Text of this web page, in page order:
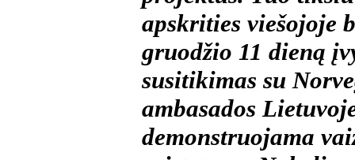
apskrities viešojoje
gruodžio 11 dieną
susitikimas su
ambasados
demonstruojama